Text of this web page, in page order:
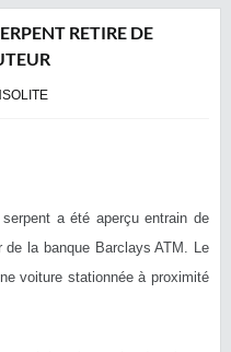
RETIRE DE
a été aperçu entrain de
de la banque Barclays ATM. Le
voiture stationnée à proximité